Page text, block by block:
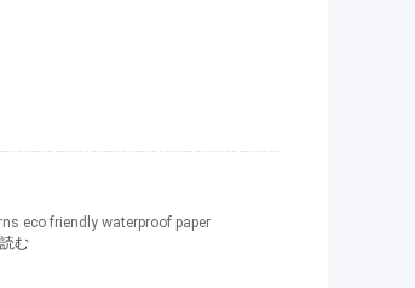
eco friendly waterproof paper
む